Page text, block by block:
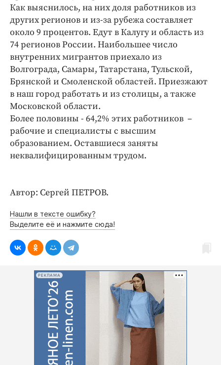
Праздники
Происшествия
Спорт
Экономика и бизнес
ПРОЕКТЫ
Блоги
Издания
Медиаперсона
Интересное чтиво
Клиника года
Как выяснилось, на них доля работников из
других регионов и из-за рубежа составляет
около 9 процентов. Едут в Калугу и область из
74 регионов России. Наибольшее число
внутренних мигрантов приехало из
Волгограда, Самары, Татарстана, Тульской,
Брянской и Смоленской областей. Приезжают
в наш город работать и из столицы, а также
Московской области.
Более половины - 64,2% этих работников –
рабочие и специалисты с высшим
образованием. Оставшиеся заняты
неквалифицированным трудом.
Автор: Сергей ПЕТРОВ.
Нашли в тексте ошибку?
Выделите её и нажмите сюда!
РЕКЛАМА